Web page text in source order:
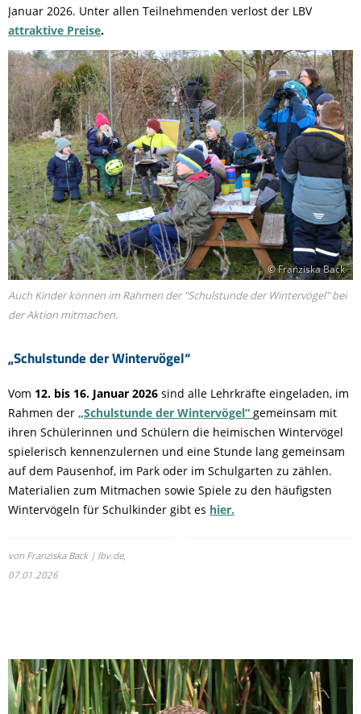
Januar 2026. Unter allen Teilnehmenden verlost der LBV
attraktive Preise.
„Schulstunde der Wintervögel“
© Franziska Back
Auch Kinder können im Rahmen der "Schulstunde der Wintervögel" bei
der Aktion mitmachen.
Vom 12. bis 16. Januar 2026 sind alle Lehrkräfte eingeladen, im
Rahmen der „Schulstunde der Wintervögel“ gemeinsam mit
ihren Schülerinnen und Schülern die heimischen Wintervögel
spielerisch kennenzulernen und eine Stunde lang gemeinsam
auf dem Pausenhof, im Park oder im Schulgarten zu zählen.
Materialien zum Mitmachen sowie Spiele zu den häufigsten
Wintervögeln für Schulkinder gibt es hier.
von Franziska Back | lbv.de,
07.01.2026